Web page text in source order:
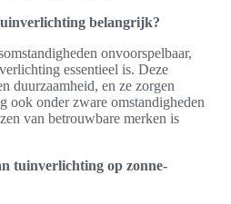
belangrijk?
onvoorspelbaar,
essentieel is. Deze
duurzaamheid, en ze zorgen
ook onder zware omstandigheden
van betrouwbare merken is
tuinverlichting op zonne-